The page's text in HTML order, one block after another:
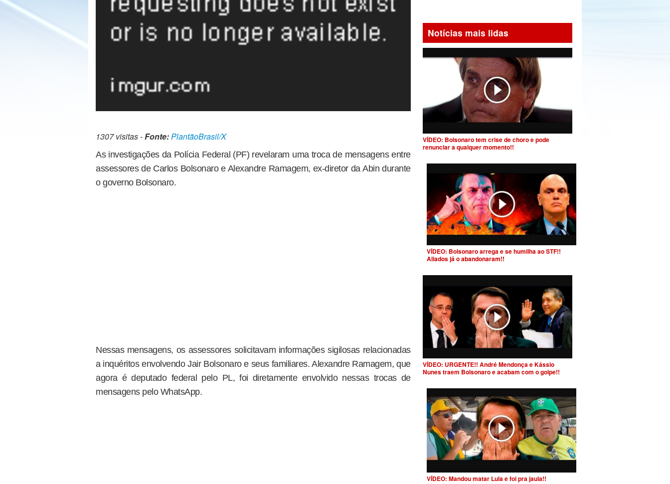
1307 visitas -Fonte:PlantãoBrasil/X
As investigações da Polícia Federal (PF) revelaram uma troca de mensagens entre
assessores de Carlos Bolsonaro e Alexandre Ramagem, ex-diretor da Abin durante
o governo Bolsonaro.
Nessas mensagens, os assessores solicitavam informações sigilosas relacionadas
a inquéritos envolvendo Jair Bolsonaro e seus familiares. Alexandre Ramagem, que
agora é deputado federal pelo PL, foi diretamente envolvido nessas trocas de
mensagens pelo WhatsApp.
Notícias mais lidas
VÍDEO: Bolsonaro tem crise de choro e pode
renunciar a qualquer momento!!
VÍDEO: Bolsonaro arrega e se humilha ao STF!!
Aliados já o abandonaram!!
VÍDEO: URGENTE!! André Mendonça e Kássio
Nunes traem Bolsonaro e acabam com o golpe!!
VÍDEO: Mandou matar Lula e foi pra jaula!!